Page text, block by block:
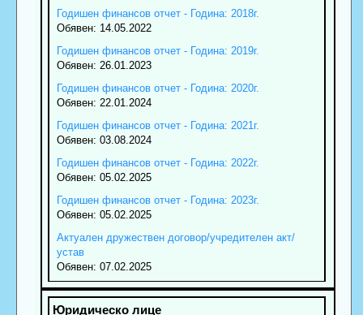
Годишен финансов отчет - Година: 2018г.
Обявен: 14.05.2022
Годишен финансов отчет - Година: 2019г.
Обявен: 26.01.2023
Годишен финансов отчет - Година: 2020г.
Обявен: 22.01.2024
Годишен финансов отчет - Година: 2021г.
Обявен: 03.08.2024
Годишен финансов отчет - Година: 2022г.
Обявен: 05.02.2025
Годишен финансов отчет - Година: 2023г.
Обявен: 05.02.2025
Актуален дружествен договор/учредителен акт/
устав
Обявен: 07.02.2025